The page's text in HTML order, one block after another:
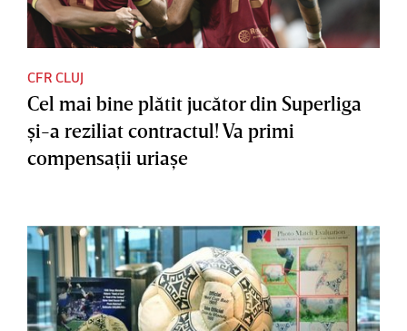
CFR CLUJ
Cel mai bine plătit jucător din Superliga
şi-a reziliat contractul! Va primi
compensaţii uriaşe